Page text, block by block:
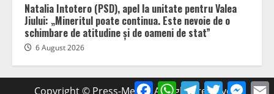
Natalia Intotero (PSD), apel la unitate pentru Valea
Jiului: „Mineritul poate continua. Este nevoie de o
schimbare de atitudine și de oameni de stat”
6 August 2026
Copyright © Press-Media. All rights reserved.
FacebookWhatsApp
Telegram
Twitter